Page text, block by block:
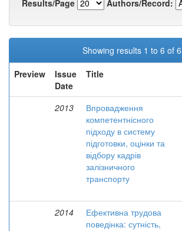
Results/Page
Authors/Record:
Showing results 1 to 6 of 6
Preview
Issue
Date
Title
2013
Впровадження
компетентнісного
підходу в систему
підготовки, оцінки та
відбору кадрів
залізничного
транспорту
2014
Ефективна трудова
поведінка: сутність,